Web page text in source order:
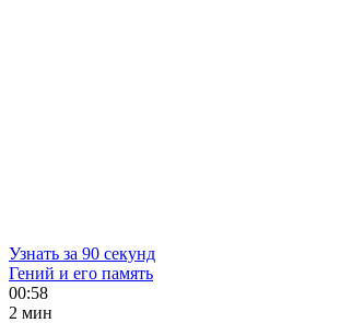
Узнать за 90 секунд
Гений и его память
00:58
2 мин